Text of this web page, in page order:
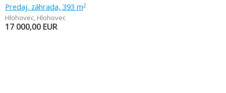
Predaj, záhrada, 393 m2
Hlohovec, Hlohovec
17 000,00 EUR